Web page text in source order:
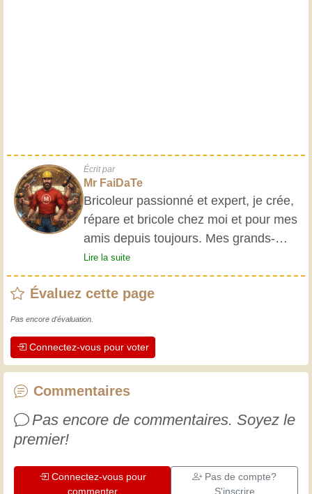
Écrit par
Mr FaiDaTe
Bricoleur passionné et expert, je crée,
répare et bricole chez moi et pour mes
amis depuis toujours. Mes grands-
parents m'ont initié très jeune, et
depuis, j'ai acquis une riche expérience.
L'expérience est essentielle ! Elle nous
professionnels. Apprenons ensemble ;
chaque jour est une occasion de
progresser. Amusez-vous bien !
Lire la suite
Évaluez cette page
Pas encore d'évaluation.
Connectez-vous pour voter
Commentaires
Pas encore de commentaires. Soyez le
premier!
Connectez-vous pour
commenter
Pas de compte?
S'inscrire